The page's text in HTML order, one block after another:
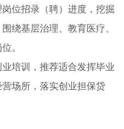
位招录（聘）进度，挖掘
绕基层治理、教育医疗、
。
培训，推荐适合发挥毕业
场所，落实创业担保贷